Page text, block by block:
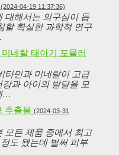
(2024-04-19 11:37:36)
대해서는 의구심이 듭
할 확실한 과학적 연구
네랄 태아기 포뮬러
타민과 미네랄이 고급
과 아이의 발달을 모
…
추출물 (2024-03-31
모든 제품 중에서 최고
도 됐는데 벌써 피부